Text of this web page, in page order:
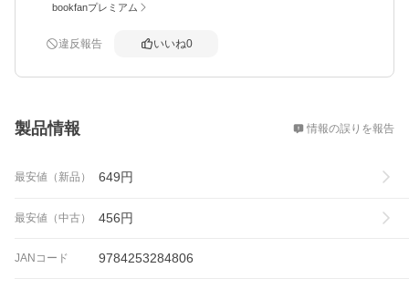
bookfanプレミアム
違反報告 いいね0
製品情報 情報の誤りを報告
最安値（新品） 649円
最安値（中古） 456円
JANコード 9784253284806